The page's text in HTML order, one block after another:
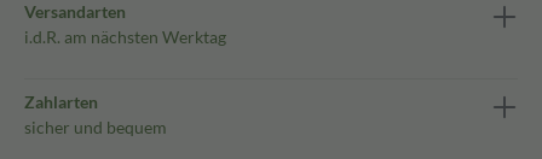
Versandarten
i.d.R. am nächsten Werktag
Zahlarten
sicher und bequem